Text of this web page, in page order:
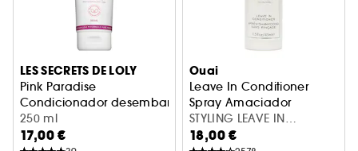
LES SECRETS DE LOLY
Pink Paradise
Condicionador desembaraçante
250 ml
17,00 €
Ouai
Leave In Conditioner
Spray Amaciador
STYLING LEAVE IN
CONDITIONER TRAVEL
18,00 €